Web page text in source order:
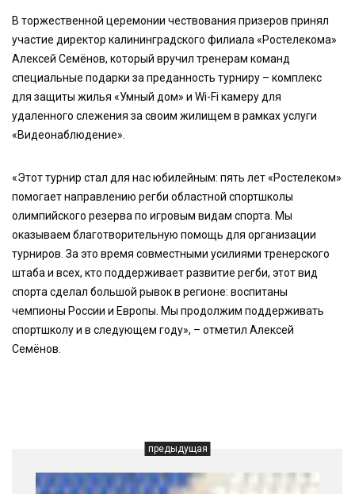
В торжественной церемонии чествования призеров принял
участие директор калининградского филиала «Ростелекома»
Алексей Семёнов, который вручил тренерам команд
специальные подарки за преданность турниру – комплекс
для защиты жилья «Умный дом» и Wi-Fi камеру для
удаленного слежения за своим жилищем в рамках услуги
«Видеонаблюдение».
«Этот турнир стал для нас юбилейным: пять лет «Ростелеком»
помогает направлению регби областной спортшколы
олимпийского резерва по игровым видам спорта. Мы
оказываем благотворительную помощь для организации
турниров. За это время совместными усилиями тренерского
штаба и всех, кто поддерживает развитие регби, этот вид
спорта сделал большой рывок в регионе: воспитаны
чемпионы России и Европы. Мы продолжим поддерживать
спортшколу и в следующем году», – отметил Алексей
Семёнов.
предыдущая